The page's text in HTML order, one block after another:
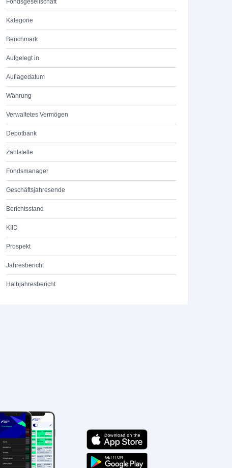
Fondsgesellschaft
Kategorie
Benchmark
Aufgelegt in
Auflagedatum
Währung
Verwaltetes Vermögen
Depotbank
Zahlstelle
Fondsmanager
Geschäftsjahresende
Berichtsstand
KIID
Prospekt
Jahresbericht
Halbjahresbericht